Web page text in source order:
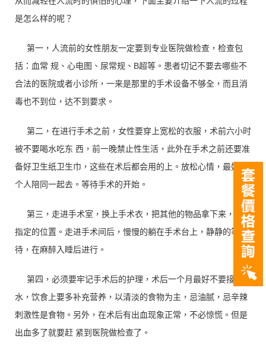
是怎么样的呢？
第一，人流前的女性朋友一定要到专业医院做检查，检查包
括：血常 规、心电图、尿常规、B超等。患者切记不要去哪些不
合法的医院或者小诊所，一来是那里的手术设备不够全，而且消
毒也不到位，达不到要求。
第二，在进行手术之前，女性要穿上宽松的衣服，术前六小时
被不要喝水吃东 西，前一晚禁止性生活，此外在手术之前还要准
备好卫生纸卫生巾，这些在术后都会用的上。放松心情，最好找
个人陪同一起去。等待手术的开始。
第三，走进手术室，换上手术衣，把其他的物品拿下来，放到
指定的位置。走进手术间后，慢慢的躺在手术台上，静静的等
待，在麻醉入睡后进行。
第四，必须要牢记手术后的护理，术后一个月最好不要接触冷
水，饮食上要多补充营养，以清淡的食物为主，忌油腻，忌辛辣
刺激性是食物。另外，在术后有出血现象正常，不必惊慌。但是
出血多了就要赶 紧到医院做检查了。